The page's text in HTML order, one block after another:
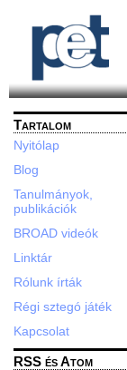
Tartalom
Nyitólap
Blog
Tanulmányok,
publikációk
BROAD videók
Linktár
Rólunk írták
Régi sztegó játék
Kapcsolat
RSS és Atom